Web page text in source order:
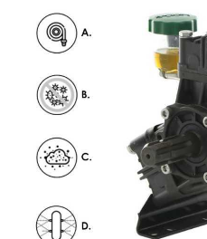
Pools
Poolstaubsauger
Rasenmäher
Rasensodenschneider
Rasentraktoren
Rasentrimmer -
Rasentrimmer -
GeoTech
GeoTech Pro
Ginko - MGM
Gipeco
Girmi
Goodyear
GRAEF
Gre